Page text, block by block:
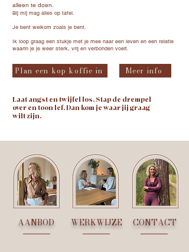
alleen te doen.
Bij mij mag alles op tafel.
Je bent welkom zoals je bent.
Ik loop graag een stukje met je mee naar een leven en een relatie
waarin je je weer sterk, vrij en verbonden voelt.
Plan een kop koffie in Meer info
Laat angst en twijfel los. Stap de drempel
over en toon lef. Dan kom je waar jij graag
wilt zijn.
AANBOD WERKWIJZE CONTACT